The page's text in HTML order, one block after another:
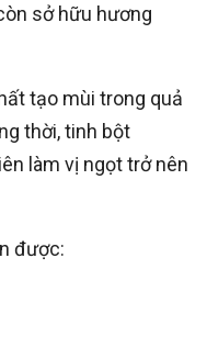
sở hữu hương
tạo mùi trong quả
thời, tinh bột
làm vị ngọt trở nên
được: